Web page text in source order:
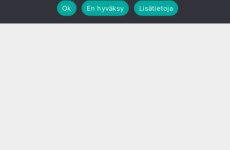
Ok
En hyväksy Lisätietoja